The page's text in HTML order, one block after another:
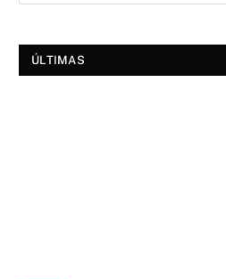
ÚLTIMAS